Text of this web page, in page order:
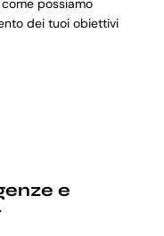
possiamo
dei tuoi obiettivi
e